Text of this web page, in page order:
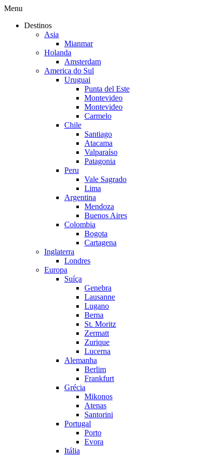
Menu
Destinos
Asia
Mianmar
Holanda
Amsterdam
America do Sul
Uruguai
Punta del Este
Montevideo
Montevideo
Carmelo
Chile
Santiago
Atacama
Valparaíso
Patagonia
Peru
Vale Sagrado
Lima
Argentina
Mendoza
Buenos Aires
Colombia
Bogota
Cartagena
Inglaterra
Londres
Europa
Suíça
Genebra
Lausanne
Lugano
Berna
St. Moritz
Zermatt
Zurique
Lucerna
Alemanha
Berlim
Frankfurt
Grécia
Mikonos
Atenas
Santorini
Portugal
Porto
Evora
Itália